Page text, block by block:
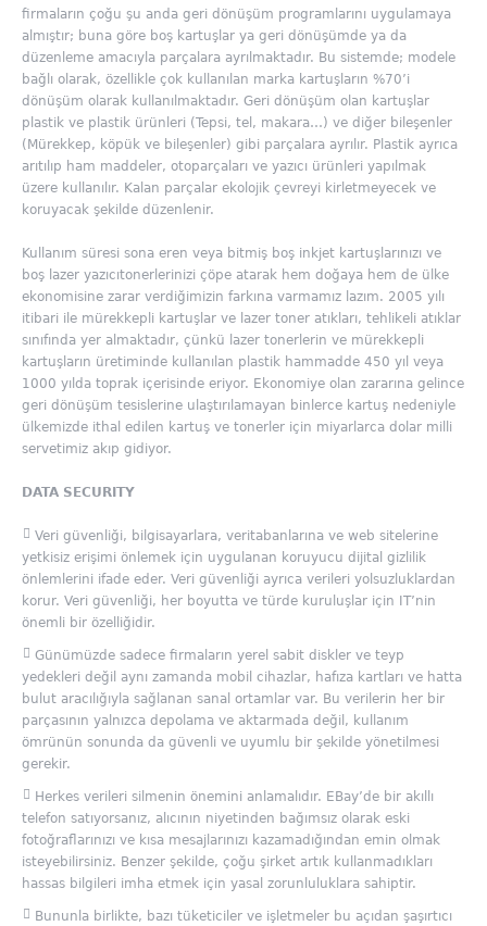
firmaların çoğu şu anda geri dönüşüm programlarını uygulamaya
almıştır; buna göre boş kartuşlar ya geri dönüşümde ya da
düzenleme amacıyla parçalara ayrılmaktadır. Bu sistemde; modele
bağlı olarak, özellikle çok kullanılan marka kartuşların %70’i
dönüşüm olarak kullanılmaktadır. Geri dönüşüm olan kartuşlar
plastik ve plastik ürünleri (Tepsi, tel, makara…) ve diğer bileşenler
(Mürekkep, köpük ve bileşenler) gibi parçalara ayrılır. Plastik ayrıca
arıtılıp ham maddeler, otoparçaları ve yazıcı ürünleri yapılmak
üzere kullanılır. Kalan parçalar ekolojik çevreyi kirletmeyecek ve
koruyacak şekilde düzenlenir.
Kullanım süresi sona eren veya bitmiş boş inkjet kartuşlarınızı ve
boş lazer yazıcıtonerlerinizi çöpe atarak hem doğaya hem de ülke
ekonomisine zarar verdiğimizin farkına varmamız lazım. 2005 yılı
itibari ile mürekkepli kartuşlar ve lazer toner atıkları, tehlikeli atıklar
sınıfında yer almaktadır, çünkü lazer tonerlerin ve mürekkepli
kartuşların üretiminde kullanılan plastik hammadde 450 yıl veya
1000 yılda toprak içerisinde eriyor. Ekonomiye olan zararına gelince
geri dönüşüm tesislerine ulaştırılamayan binlerce kartuş nedeniyle
ülkemizde ithal edilen kartuş ve tonerler için miyarlarca dolar milli
servetimiz akıp gidiyor.
DATA SECURITY
Veri güvenliği, bilgisayarlara, veritabanlarına ve web sitelerine
yetkisiz erişimi önlemek için uygulanan koruyucu dijital gizlilik
önlemlerini ifade eder. Veri güvenliği ayrıca verileri yolsuzluklardan
korur. Veri güvenliği, her boyutta ve türde kuruluşlar için IT’nin
önemli bir özelliğidir.
Günümüzde sadece firmaların yerel sabit diskler ve teyp
yedekleri değil aynı zamanda mobil cihazlar, hafıza kartları ve hatta
bulut aracılığıyla sağlanan sanal ortamlar var. Bu verilerin her bir
parçasının yalnızca depolama ve aktarmada değil, kullanım
ömrünün sonunda da güvenli ve uyumlu bir şekilde yönetilmesi
gerekir.
Herkes verileri silmenin önemini anlamalıdır. EBay’de bir akıllı
telefon satıyorsanız, alıcının niyetinden bağımsız olarak eski
fotoğraflarınızı ve kısa mesajlarınızı kazamadığından emin olmak
isteyebilirsiniz. Benzer şekilde, çoğu şirket artık kullanmadıkları
hassas bilgileri imha etmek için yasal zorunluluklara sahiptir.
Bununla birlikte, bazı tüketiciler ve işletmeler bu açıdan şaşırtıcı